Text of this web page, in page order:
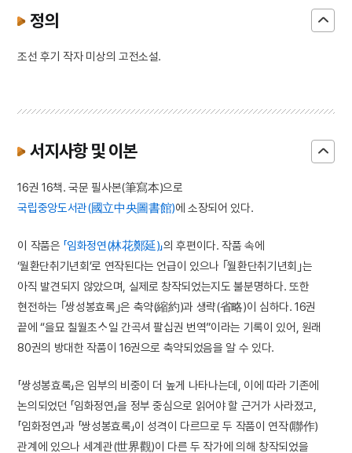
정의
조선 후기 작자 미상의 고전소설.
서지사항 및 이본
16권 16책. 국문 필사본(筆寫本)으로
국립중앙도서관(國立中央圖書館)에 소장되어 있다.
이 작품은 「임화정연(林花鄭延)」의 후편이다. 작품 속에
‘월환단취기년회’로 연작된다는 언급이 있으나 ｢월환단취기년회｣는
아직 발견되지 않았으며, 실제로 창작되었는지도 불분명하다. 또한
현전하는 ｢쌍성봉효록｣은 축약(縮約)과 생략(省略)이 심하다. 16권
끝에 “을묘 칠월초ᄉᆞ일 간곡셔 팔십권 번역”이라는 기록이 있어, 원래
80권의 방대한 작품이 16권으로 축약되었음을 알 수 있다.
「쌍성봉효록」은 임부의 비중이 더 높게 나타나는데, 이에 따라 기존에
논의되었던 「임화정연」을 정부 중심으로 읽어야 할 근거가 사라졌고,
「임화정연」과 「쌍성봉효록」이 성격이 다르므로 두 작품이 연작(聯作)
관계에 있으나 세계관(世界觀)이 다른 두 작가에 의해 창작되었을